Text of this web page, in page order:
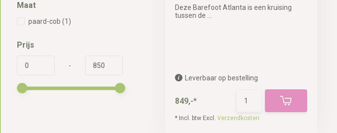
Maat
paard-cob (1)
Prijs
-
Deze Barefoot Atlanta is een kruising
tussen de ...
Leverbaar op bestelling
849,-*
* Incl. btw Excl. Verzendkosten